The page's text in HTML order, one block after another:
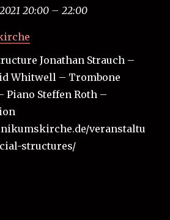
20:00– 22:00
Jonathan Strauch –
Whitwell – Trombone
Steffen Roth –
veranstaltu
structures/